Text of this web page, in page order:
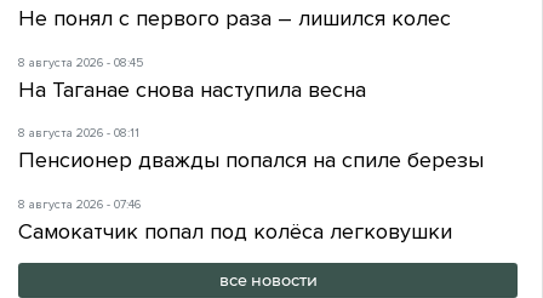
Не понял с первого раза – лишился колес
8 августа 2026 - 08:45
На Таганае снова наступила весна
8 августа 2026 - 08:11
Пенсионер дважды попался на спиле березы
8 августа 2026 - 07:46
Самокатчик попал под колёса легковушки
все новости